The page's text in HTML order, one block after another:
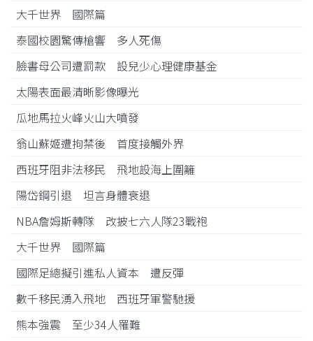
大千世界 國際篇
泰國校園驚傳槍響 多人死傷
臉書母公司遭罰款 設兒少心理健康基金
太陽表面最清晰影像曝光
瓜地馬拉火峰火山大噴發
翁山蘇姬遭拘禁後 首度接觸外界
西班牙阻非法移民 飛地設海上圍籬
陽岱鋼引退 坦言身體衰退
NBA詹姆斯轉隊 改披七六人隊23戰袍
大千世界 國際篇
國際足總擬引進私人資本 遭反彈
數千移民湧入飛地 西班牙軍警馳援
熊本強震 至少34人罹難